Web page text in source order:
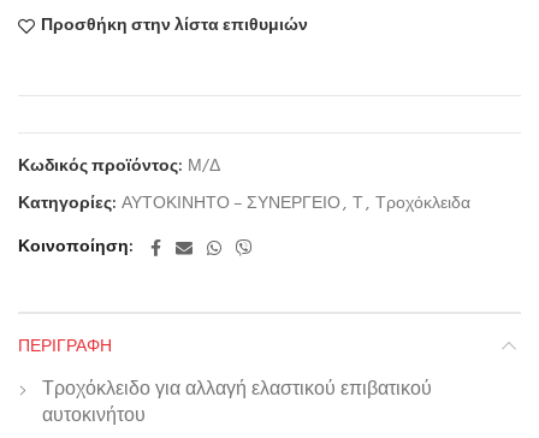
Προσθήκη στην λίστα επιθυμιών
Κωδικός προϊόντος: Μ/Δ
Κατηγορίες: ΑΥΤΟΚΙΝΗΤΟ – ΣΥΝΕΡΓΕΙΟ, Τ, Τροχόκλειδα
Κοινοποίηση
ΠΕΡΙΓΡΑΦΉ
Τροχόκλειδο για αλλαγή ελαστικού επιβατικού
αυτοκινήτου